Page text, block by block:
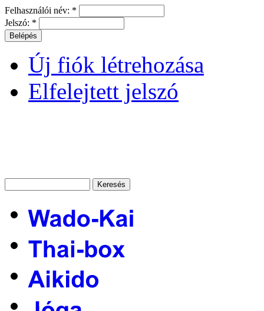
Felhasználói név: *
Jelszó: *
Új fiók létrehozása
Elfelejtett jelszó